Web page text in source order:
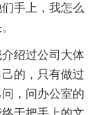
手上，我怎么
绍过公司大体
的，只有做过
，问办公室的